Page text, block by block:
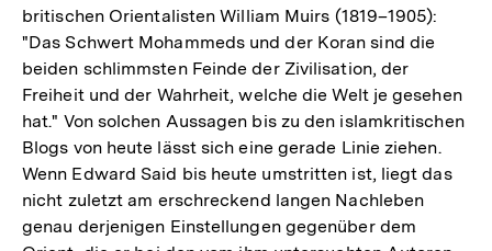
britischen Orientalisten William Muirs (1819–1905):
"Das Schwert Mohammeds und der Koran sind die
beiden schlimmsten Feinde der Zivilisation, der
Freiheit und der Wahrheit, welche die Welt je gesehen
hat." Von solchen Aussagen bis zu den islamkritischen
Blogs von heute lässt sich eine gerade Linie ziehen.
Wenn Edward Said bis heute umstritten ist, liegt das
nicht zuletzt am erschreckend langen Nachleben
genau derjenigen Einstellungen gegenüber dem